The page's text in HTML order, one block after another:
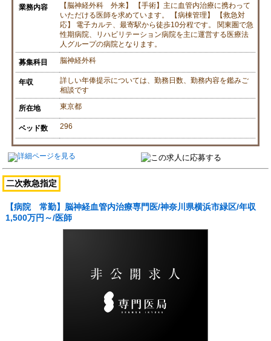
業務内容
【脳神経外科 外来】 【手術】主に血管内治療に携わって
いただける医師を求めています。 【病棟管理】 【救急対
応】 電子カルテ、最寄駅から徒歩10分程です。 関東圏で急
性期病院、リハビリテーション病院を主に運営する医療法
人グループの病院となります。
募集科目 脳神経外科
年収
詳しい年俸提示については、勤務日数、勤務内容を鑑みご
相談です
所在地 東京都
ベッド数 296
二次救急指定
【病院 常勤】脳神経血管内治療専門医/神奈川県横浜市緑区/年収
1,500万円～/医師